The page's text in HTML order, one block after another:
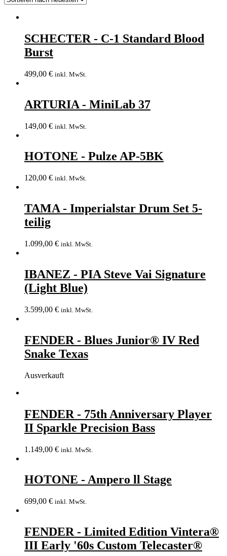
SCHECTER - C-1 Standard Blood
Burst
499,00 € inkl. MwSt.
ARTURIA - MiniLab 37
149,00 € inkl. MwSt.
HOTONE - Pulze AP-5BK
120,00 € inkl. MwSt.
TAMA - Imperialstar Drum Set 5-
teilig
1.099,00 € inkl. MwSt.
IBANEZ - PIA Steve Vai Signature
(Light Blue)
3.599,00 € inkl. MwSt.
FENDER - Blues Junior® IV Red
Snake Texas
Ausverkauft
FENDER - 75th Anniversary Player
II Sparkle Precision Bass
1.149,00 € inkl. MwSt.
HOTONE - Ampero ll Stage
699,00 € inkl. MwSt.
FENDER - Limited Edition Vintera®
III Early '60s Custom Telecaster®